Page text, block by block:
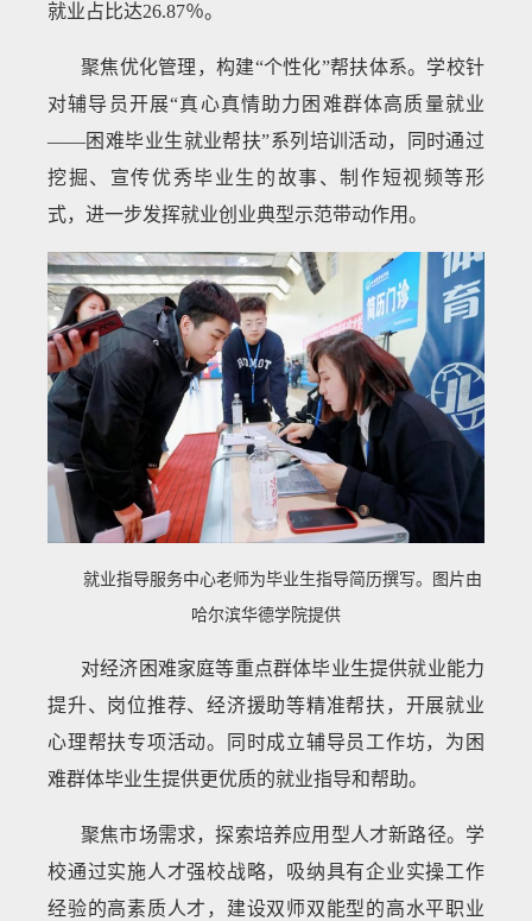
就业占比达26.87％。
聚焦优化管理，构建“个性化”帮扶体系。学校针
对辅导员开展“真心真情助力困难群体高质量就业
——困难毕业生就业帮扶”系列培训活动，同时通过
挖掘、宣传优秀毕业生的故事、制作短视频等形
式，进一步发挥就业创业典型示范带动作用。
就业指导服务中心老师为毕业生指导简历撰写。图片由
哈尔滨华德学院提供
对经济困难家庭等重点群体毕业生提供就业能力
提升、岗位推荐、经济援助等精准帮扶，开展就业
心理帮扶专项活动。同时成立辅导员工作坊，为困
难群体毕业生提供更优质的就业指导和帮助。
聚焦市场需求，探索培养应用型人才新路径。学
校通过实施人才强校战略，吸纳具有企业实操工作
经验的高素质人才，建设双师双能型的高水平职业